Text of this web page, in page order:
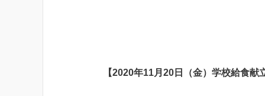
【2020年11月20日（金）学校給食献